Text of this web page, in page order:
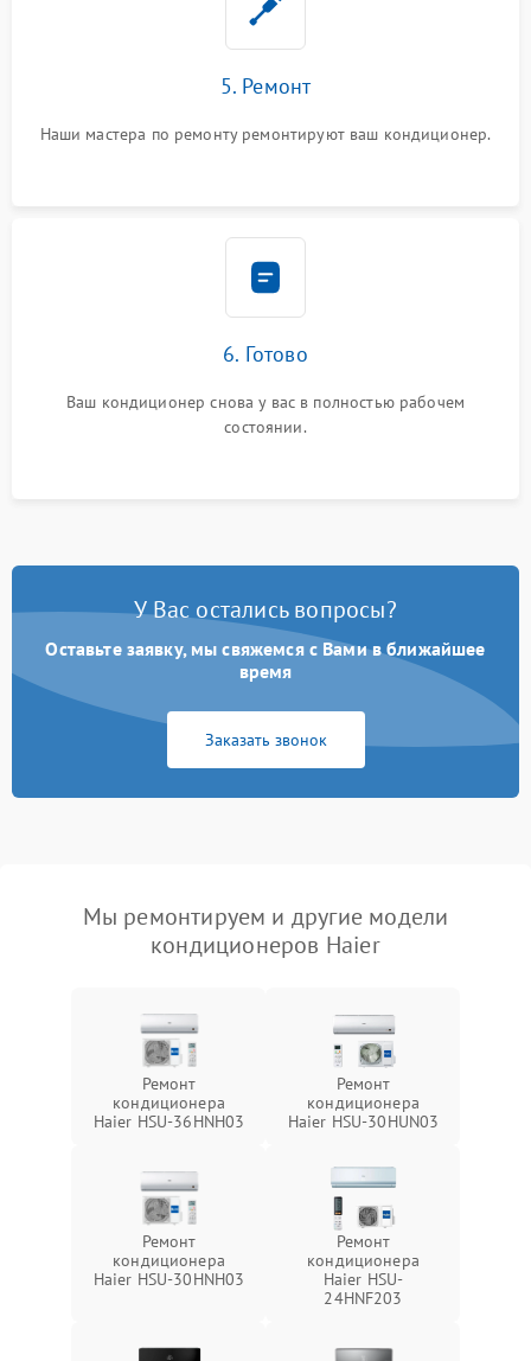
5. Ремонт
Наши мастера по ремонту ремонтируют ваш кондиционер.
6. Готово
Ваш кондиционер снова у вас в полностью рабочем
состоянии.
У Вас остались вопросы?
Оставьте заявку, мы свяжемся с Вами в ближайшее
время
Заказать звонок
Мы ремонтируем и другие модели
кондиционеров Haier
Ремонт
кондиционера
Haier HSU-36HNH03
Ремонт
кондиционера
Haier HSU-30HUN03
Ремонт
кондиционера
Haier HSU-30HNH03
Ремонт
кондиционера
Haier HSU-
24HNF203